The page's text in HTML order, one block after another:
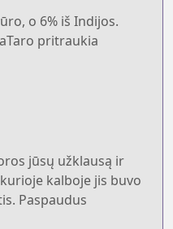
o 6% iš Indijos.
pritraukia
jūsų užklausą ir
kalboje jis buvo
Paspaudus